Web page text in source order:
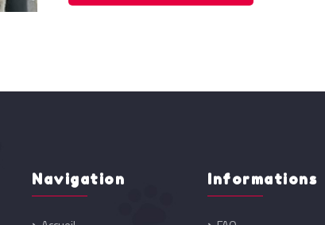
Navigation Informations